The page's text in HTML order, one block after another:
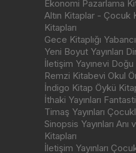
Ekonomi Pazarlama
Altın Kitaplar - Çocuk
Kitapları
Gece Kitaplığı
Yeni Boyut Yayınları
İletişim Yayınevi
Remzi Kitabevi Okul
İndigo Kitap Öykü
İthaki Yayınları
Timaş Yayınları
Sinopsis Yayınları
Kitapları
İletişim Yayınları